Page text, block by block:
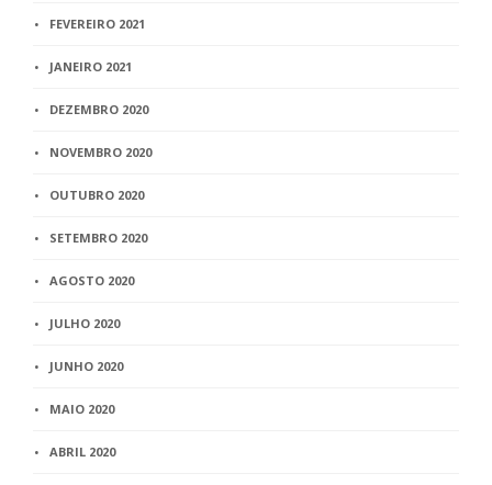
FEVEREIRO 2021
JANEIRO 2021
DEZEMBRO 2020
NOVEMBRO 2020
OUTUBRO 2020
SETEMBRO 2020
AGOSTO 2020
JULHO 2020
JUNHO 2020
MAIO 2020
ABRIL 2020